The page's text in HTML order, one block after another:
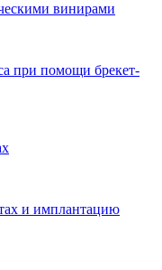
винирами
при помощи брекет-
и имплантацию